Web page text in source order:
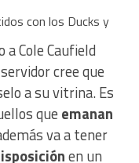
con los Ducks y
Cole Caufield
cree que
a su vitrina. Es
que emanan
va a tener
en un